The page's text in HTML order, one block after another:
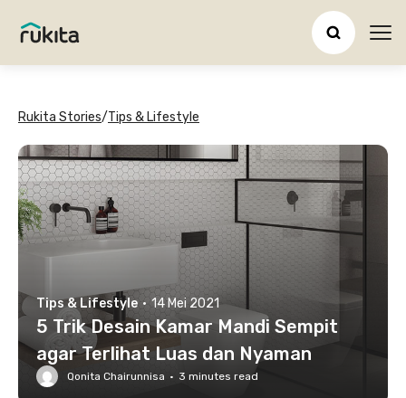
Rukita Stories/Tips & Lifestyle
Tips & Lifestyle · 14 Mei 2021
5 Trik Desain Kamar Mandi Sempit
agar Terlihat Luas dan Nyaman
Qonita Chairunnisa · 3 minutes read